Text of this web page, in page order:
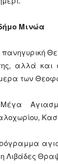
Μινώα
πανηγυρική
αλλά και
των
Λιβάδες